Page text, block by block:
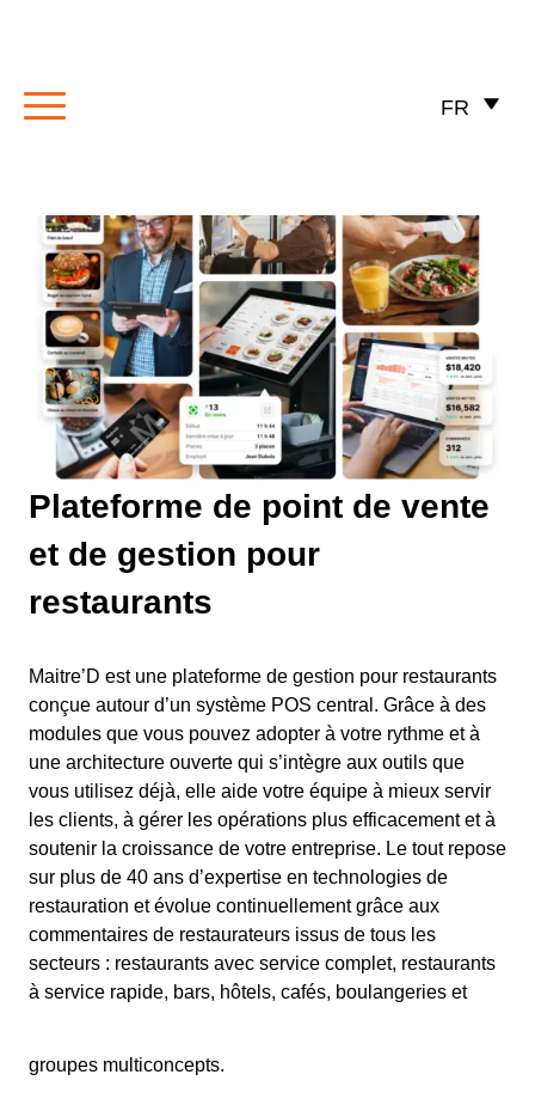
FR
Plateforme de point de vente
et de gestion pour
restaurants
Maitre’D est une plateforme de gestion pour restaurants
conçue autour d’un système POS central. Grâce à des
modules que vous pouvez adopter à votre rythme et à
une architecture ouverte qui s’intègre aux outils que
vous utilisez déjà, elle aide votre équipe à mieux servir
les clients, à gérer les opérations plus efficacement et à
soutenir la croissance de votre entreprise. Le tout repose
sur plus de 40 ans d’expertise en technologies de
restauration et évolue continuellement grâce aux
commentaires de restaurateurs issus de tous les
secteurs : restaurants avec service complet, restaurants
à service rapide, bars, hôtels, cafés, boulangeries et
groupes multiconcepts.